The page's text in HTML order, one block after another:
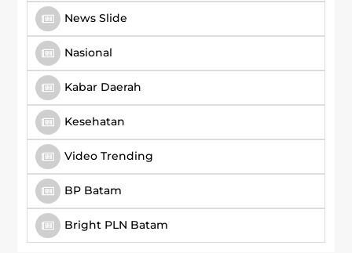
News Slide
Nasional
Kabar Daerah
Kesehatan
Video Trending
BP Batam
Bright PLN Batam